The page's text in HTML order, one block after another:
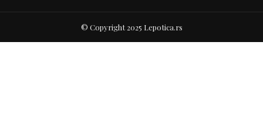
© Copyright 2025 Lepotica.rs